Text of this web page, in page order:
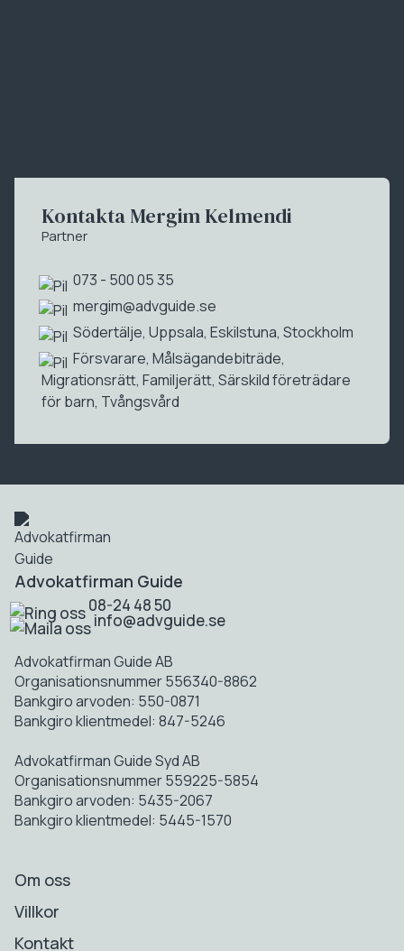
Kontakta Mergim Kelmendi
Partner
073 - 500 05 35
mergim@advguide.se
Södertälje, Uppsala, Eskilstuna, Stockholm
Försvarare, Målsägandebiträde,
Migrationsrätt, Familjerätt, Särskild företrädare
för barn, Tvångsvård
Advokatfirman Guide
08-24 48 50
info@advguide.se
Advokatfirman Guide AB
Organisationsnummer 556340-8862
Bankgiro arvoden: 550-0871
Bankgiro klientmedel: 847-5246
Advokatfirman Guide Syd AB
Organisationsnummer 559225-5854
Bankgiro arvoden: 5435-2067
Bankgiro klientmedel: 5445-1570
Om oss
Villkor
Kontakt